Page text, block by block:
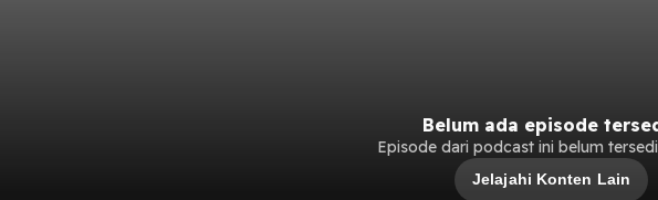
Belum ada episode
Episode dari podcast ini belum
Jelajahi Konten Lain